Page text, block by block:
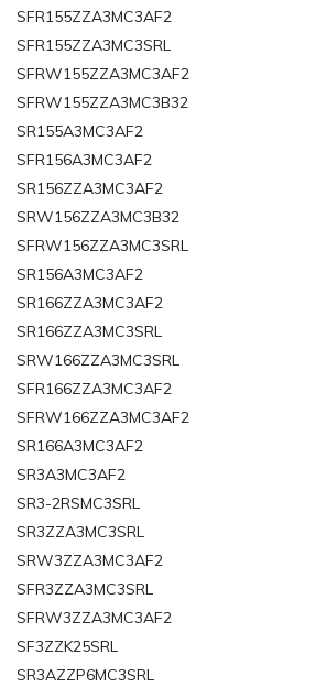
SFR155ZZA3MC3AF2
SFR155ZZA3MC3SRL
SFRW155ZZA3MC3AF2
SFRW155ZZA3MC3B32
SR155A3MC3AF2
SFR156A3MC3AF2
SR156ZZA3MC3AF2
SRW156ZZA3MC3B32
SFRW156ZZA3MC3SRL
SR156A3MC3AF2
SR166ZZA3MC3AF2
SR166ZZA3MC3SRL
SRW166ZZA3MC3SRL
SFR166ZZA3MC3AF2
SFRW166ZZA3MC3AF2
SR166A3MC3AF2
SR3A3MC3AF2
SR3-2RSMC3SRL
SR3ZZA3MC3SRL
SRW3ZZA3MC3AF2
SFR3ZZA3MC3SRL
SFRW3ZZA3MC3AF2
SF3ZZK25SRL
SR3AZZP6MC3SRL